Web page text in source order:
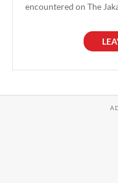
encountered on The